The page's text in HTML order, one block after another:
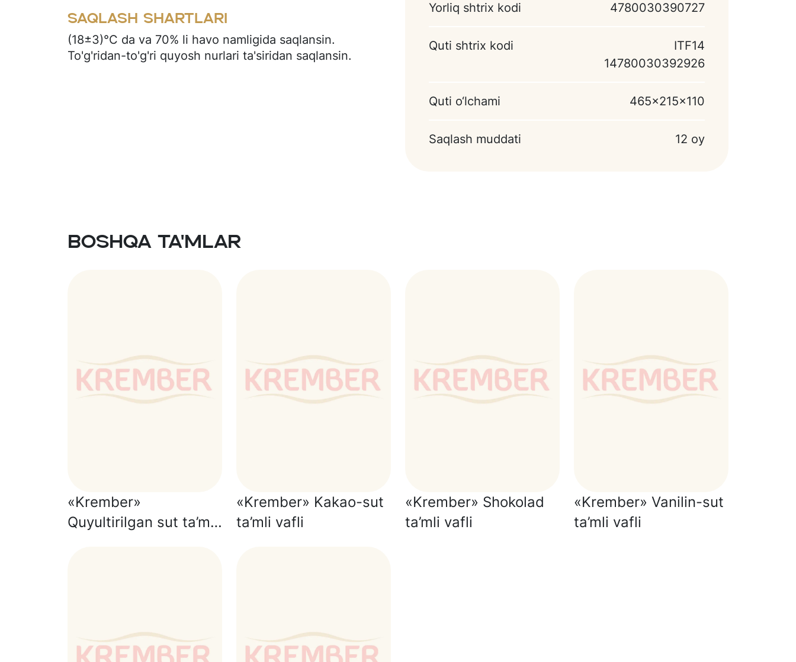
Saqlash shartlari
(18±3)°C da va 70% li havo namligida saqlansin.
To'g'ridan-to'g'ri quyosh nurlari ta'siridan saqlansin.
Yorliq shtrix kodi 4780030390727
Quti shtrix kodi
ITF14
14780030392926
Quti o‘lchami 465x215x110
Saqlash muddati 12 oy
Boshqa ta'mlar
«Krember»
Quyultirilgan sut ta’mli
«Krember» Kakao-sut
ta’mli vafli
«Krember» Shokolad
ta’mli vafli
«Krember» Vanilin-sut
ta’mli vafli